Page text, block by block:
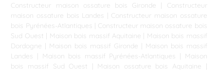
Constructeur maison ossature bois Gironde | Constructeur
maison ossature bois Landes | Constructeur maison ossature
bois Pyrénées-Atlantiques | Constructeur maison ossature bois
Sud Ouest | Maison bois massif Aquitaine | Maison bois massif
Dordogne | Maison bois massif Gironde | Maison bois massif
Landes | Maison bois massif Pyrénées-Atlantiques |
Maison
bois massif Sud Ouest
| Maison ossature bois Aquitaine |